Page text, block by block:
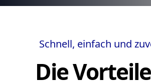
Schnell, einfach und
Die